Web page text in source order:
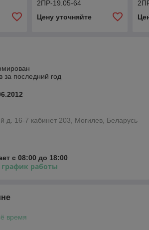
2ПР-19.05-64
Цену уточняйте
за последний год
д. 16-7 кабинет 203, Могилев, Беларусь
с 08:00 до 18:00
график работы
время